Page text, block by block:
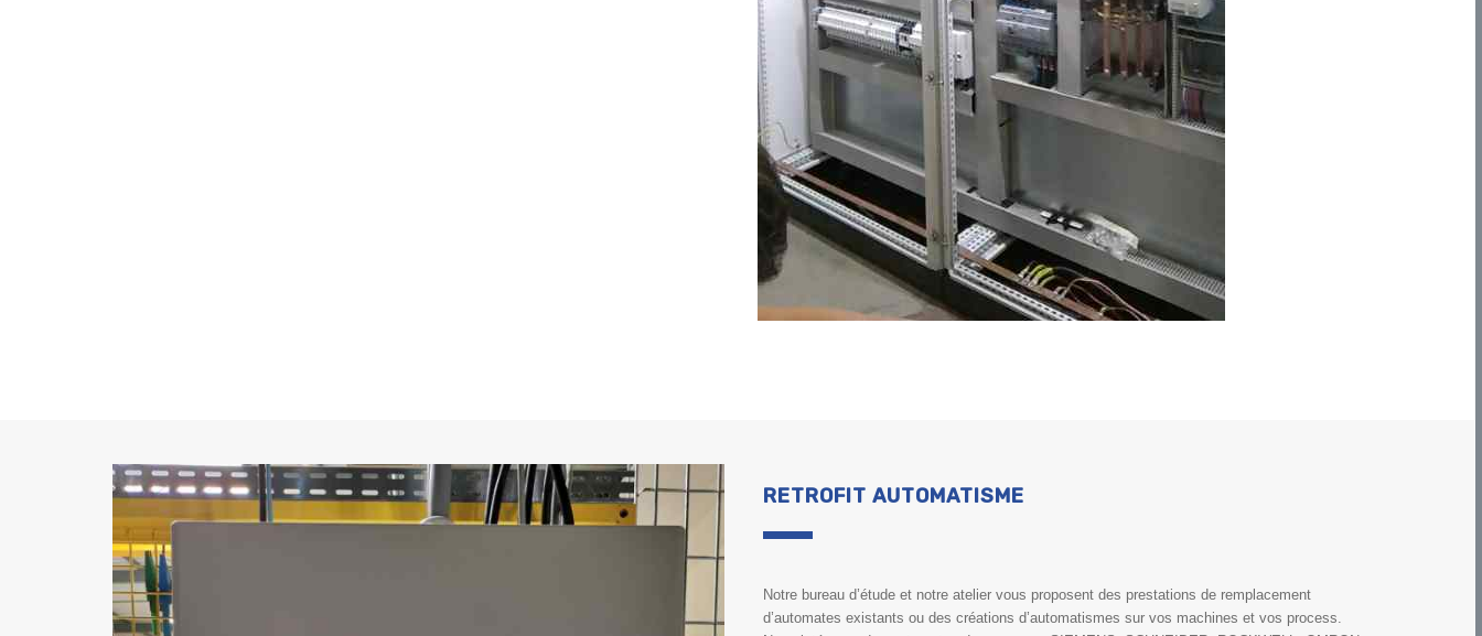
RETROFIT AUTOMATISME
Notre bureau d’étude et notre atelier vous proposent des prestations de remplacement
d’automates existants ou des créations d’automatismes sur vos machines et vos process.